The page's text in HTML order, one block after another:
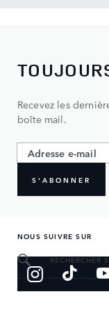
Recevez les
boîte mail.
S'ABONNER
NOUS SUIVRE SUR
RECHERCHER